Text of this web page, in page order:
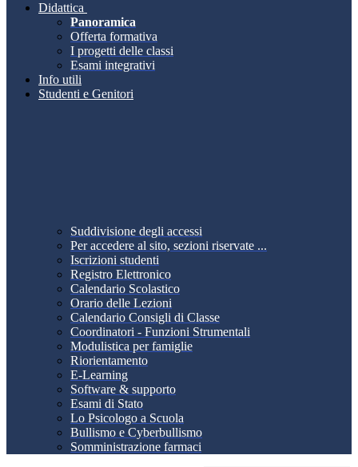
Didattica
Panoramica
Offerta formativa
I progetti delle classi
Esami integrativi
Info utili
Studenti e Genitori
Suddivisione degli accessi
Per accedere al sito, sezioni riservate ...
Iscrizioni studenti
Registro Elettronico
Calendario Scolastico
Orario delle Lezioni
Calendario Consigli di Classe
Coordinatori - Funzioni Strumentali
Modulistica per famiglie
Riorientamento
E-Learning
Software & supporto
Esami di Stato
Lo Psicologo a Scuola
Bullismo e Cyberbullismo
Somministrazione farmaci